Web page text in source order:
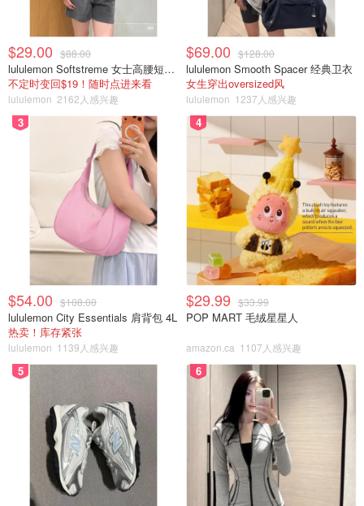
$29.00 $88.00
lululemon Softstreme 女士高腰短裤 10cm
不定时变回$19！随时点进来看
lululemon 2162人感兴趣
$69.00 $128.00
lululemon Smooth Spacer 经典卫衣
女生穿出oversized风
lululemon 1237人感兴趣
3
$54.00 $108.00
lululemon City Essentials 肩背包 4L
热卖！库存紧张
lululemon 1139人感兴趣
4
$29.99 $33.99
POP MART 毛绒星星人
amazon.ca 1107人感兴趣
5 6